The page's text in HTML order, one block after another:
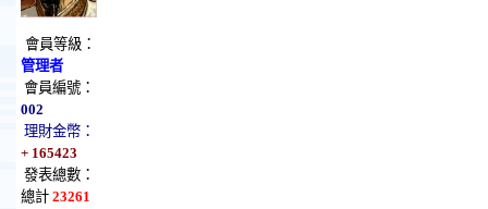
會員等級：
管理者
會員編號：
002
理財金幣：
+ 165423
發表總數：
總計 23261